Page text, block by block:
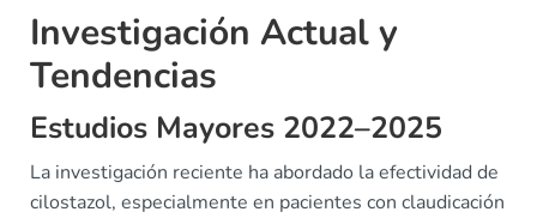
Investigación Actual y
Tendencias
Estudios Mayores 2022–2025
La investigación reciente ha abordado la efectividad de
cilostazol, especialmente en pacientes con claudicación